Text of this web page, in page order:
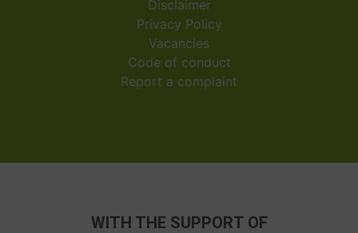
Disclaimer
Privacy Policy
Vacancies
Code of conduct
Report a complaint
WITH THE SUPPORT OF